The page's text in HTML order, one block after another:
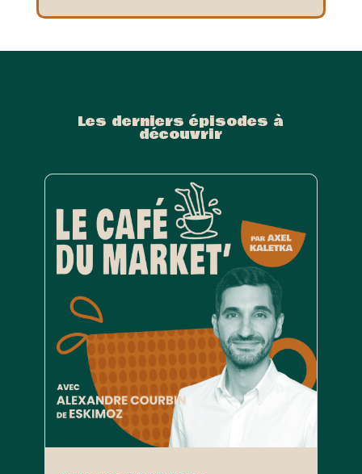
Les derniers épisodes à
découvrir